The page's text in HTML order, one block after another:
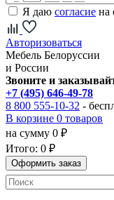
Я даю согласие на
Авторизоваться
Мебель Белоруссии
и России
Звоните и
+7 (495) 646-49-78
8 800 555-10-32 -
В корзине 0 товаров
на сумму 0 ₽
Итого: 0 ₽